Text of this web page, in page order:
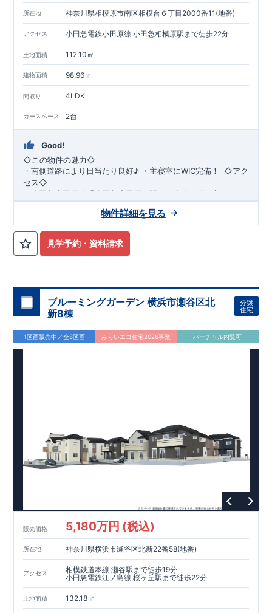
所在地 神奈川県相模原市南区相模台６丁目2000番11(地番)
アクセス 小田急電鉄小田原線 小田急相模原駅まで徒歩22分
土地面積 112.10㎡
建物面積 98.96㎡
間取り 4LDK
カースペース 2台
Good!
◇この物件の魅力◇
・南側道路により日当たり良好♪ ・ 主寝室にWIC完備！ ​ ​◇アク
セス◇
・小田急小田原線
「小田急小田原」駅まで徒歩22分
◇ロケー
・相模原市立若草小学校 徒歩11分 ・相模原市立若草
中学校 徒歩5分 ・sanwa相模台店
徒歩9分 ​・セブンイレブン相模原相模台店 徒歩4分
◇ブルーミングガーデンのこだわり◇
・設計、施工、営業が互いに協力しあい、最良のプランを提供
いたします。
・不要な中間マージンを抑えることで、コストダウンに努めて
います。
・設計住宅性能評価：建物設計段階で、国が認めた第三者機関
が評価しています。
・建設住宅性能評価：評価を受けた図面通りに施工されている
か、建設までに、計4回のチェックが行われます。
・長期優良住宅とは、｢良い家を作って、きちんと手入れをし
て、長く大切に使う｣ことを目的とした認定制度。住宅ローン減
税、固定資産税などの税制優遇を受けられるだけでなく、中古
市場でも、長期優良住宅が有利に働きます。
【充実のアフターサポート】
・東栄住宅では、お引渡し後最大10回の無料定期点検と、60年
間の品質保証を実施。お引渡しからが本当のお付き合いだと考
見学予約・資料請求
物件詳細を見る
ブルーミングガーデン 横浜市瀬谷区北
新8棟
分譲
住宅
1区画販売中／全8区画 みらいエコ住宅2026事業 バーチャル内覧可
販売価格 5,180万円 (税込)
所在地 神奈川県横浜市瀬谷区北新22番58(地番)
アクセス
相模鉄道本線 瀬谷駅まで徒歩19分
小田急電鉄江ノ島線 桜ヶ丘駅まで徒歩22分
土地面積 132.18㎡